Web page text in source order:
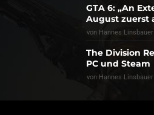
GTA 6: „An
August zuerst
von Hannes Linsbauer
The Division
PC und Steam
von Hannes Linsbauer